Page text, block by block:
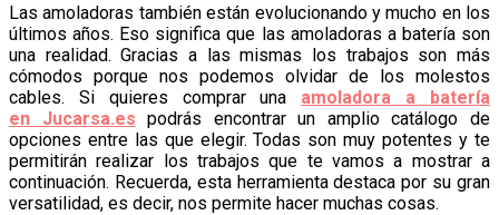
Las amoladoras también están evolucionando y mucho en los
últimos años. Eso significa que las amoladoras a batería son
una realidad. Gracias a las mismas los trabajos son más
cómodos porque nos podemos olvidar de los molestos
cables. Si quieres comprar una amoladora a batería
en Jucarsa.es podrás encontrar un amplio catálogo de
opciones entre las que elegir. Todas son muy potentes y te
permitirán realizar los trabajos que te vamos a mostrar a
continuación. Recuerda, esta herramienta destaca por su gran
versatilidad, es decir, nos permite hacer muchas cosas.